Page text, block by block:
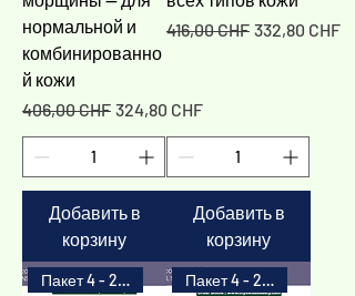
нормальной и
комбинированно
й кожи
Обычная цена
406,00 CHF Цена со скидкой
324,80 CHF
Добавить в
корзину
Обычная цена
416,00 CHF Цена со
332,80 CHF
Добавить в
корзину
Пакет 4 - 20% Пакет 4 - 20%